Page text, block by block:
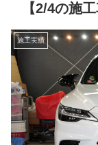
【2/4の施工
施工実績